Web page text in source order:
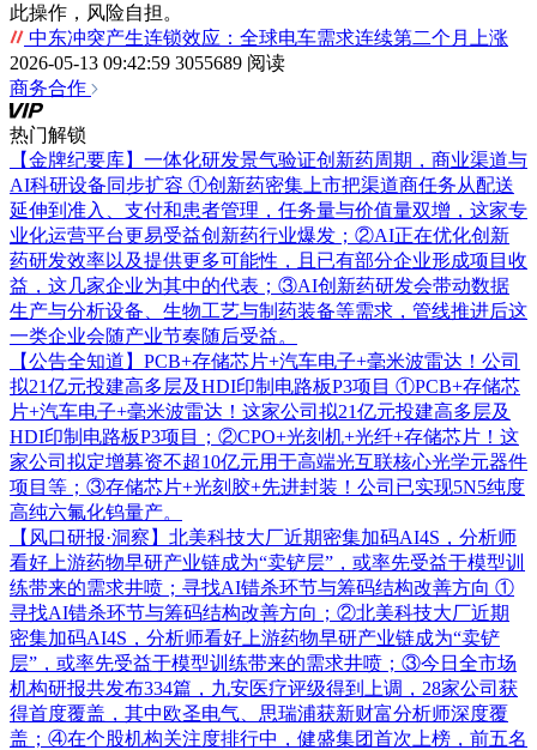
此操作，风险自担。
中东冲突产生连锁效应：全球电车需求连续第二个月上涨
2026-05-13 09:42:59 3055689 阅读
商务合作
热门解锁
【金牌纪要库】一体化研发景气验证创新药周期，商业渠道与
AI科研设备同步扩容 ①创新药密集上市把渠道商任务从配送
延伸到准入、支付和患者管理，任务量与价值量双增，这家专
业化运营平台更易受益创新药行业爆发；②AI正在优化创新
药研发效率以及提供更多可能性，且已有部分企业形成项目收
益，这几家企业为其中的代表；③AI创新药研发会带动数据
生产与分析设备、生物工艺与制药装备等需求，管线推进后这
一类企业会随产业节奏随后受益。
【公告全知道】PCB+存储芯片+汽车电子+毫米波雷达！公司
拟21亿元投建高多层及HDI印制电路板P3项目 ①PCB+存储芯
片+汽车电子+毫米波雷达！这家公司拟21亿元投建高多层及
HDI印制电路板P3项目；②CPO+光刻机+光纤+存储芯片！这
家公司拟定增募资不超10亿元用于高端光互联核心光学元器件
项目等；③存储芯片+光刻胶+先进封装！公司已实现5N5纯度
高纯六氟化钨量产。
【风口研报·洞察】北美科技大厂近期密集加码AI4S，分析师
看好上游药物早研产业链成为“卖铲层”，或率先受益于模型训
练带来的需求井喷；寻找AI错杀环节与筹码结构改善方向 ①
寻找AI错杀环节与筹码结构改善方向；②北美科技大厂近期
密集加码AI4S，分析师看好上游药物早研产业链成为“卖铲
层”，或率先受益于模型训练带来的需求井喷；③今日全市场
机构研报共发布334篇，九安医疗评级得到上调，28家公司获
得首度覆盖，其中欧圣电气、思瑞浦获新财富分析师深度覆
盖；④在个股机构关注度排行中，健盛集团首次上榜，前五名